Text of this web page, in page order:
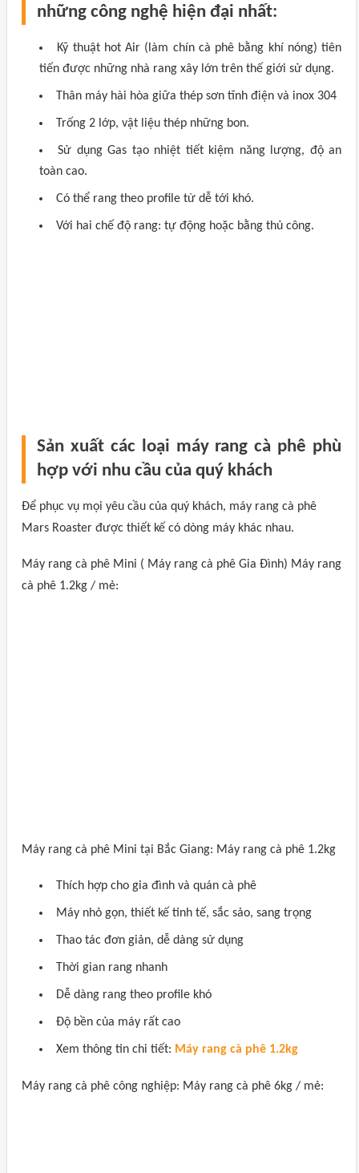
những công nghệ hiện đại nhất:
Kỹ thuật hot Air (làm chín cà phê bằng khí nóng) tiên
tiến được những nhà rang xây lớn trên thế giới sử dụng.
Thân máy hài hòa giữa thép sơn tĩnh điện và inox 304
Trống 2 lớp, vật liệu thép những bon.
Sử dụng Gas tạo nhiệt tiết kiệm năng lượng, độ an
toàn cao.
Có thể rang theo profile từ dễ tới khó.
Với hai chế độ rang: tự động hoặc bằng thủ công.
Sản xuất các loại máy rang cà phê phù
hợp với nhu cầu của quý khách
Để phục vụ mọi yêu cầu của quý khách, máy rang cà phê
Mars Roaster được thiết kế có dòng máy khác nhau.
Máy rang cà phê Mini ( Máy rang cà phê Gia Đình) Máy rang
cà phê 1.2kg / mẻ:
Máy rang cà phê Mini tại Bắc Giang: Máy rang cà phê 1.2kg
Thích hợp cho gia đình và quán cà phê
Máy nhỏ gọn, thiết kế tinh tế, sắc sảo, sang trọng
Thao tác đơn giản, dễ dàng sử dụng
Thời gian rang nhanh
Dễ dàng rang theo profile khó
Độ bền của máy rất cao
Xem thông tin chi tiết: Máy rang cà phê 1.2kg
Máy rang cà phê công nghiệp: Máy rang cà phê 6kg / mẻ: